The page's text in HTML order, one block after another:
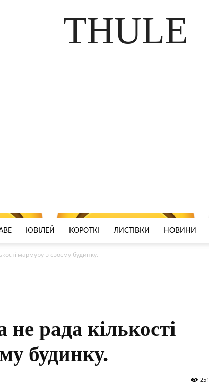
THULE
ЮВІЛЕЙ КОРОТКІ ЛИСТІВКИ НОВИНИ
мармуру в своєму будинку.
не рада кількості
будинку.
251